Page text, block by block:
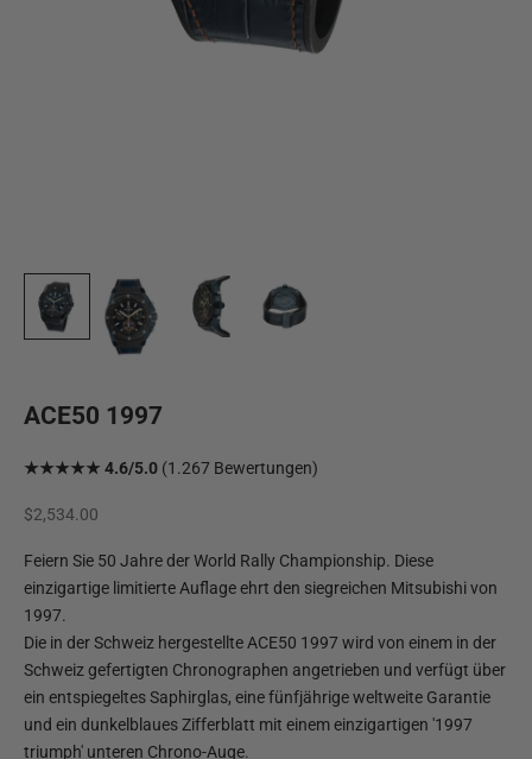
ACE50 1997
★★★★★ 4.6/5.0 (1.267 Bewertungen)
Angebot
$2,534.00
Feiern Sie 50 Jahre der World Rally Championship. Diese
einzigartige limitierte Auflage ehrt den siegreichen Mitsubishi von
1997.
Die in der Schweiz hergestellte ACE50 1997 wird von einem in der
Schweiz gefertigten Chronographen angetrieben und verfügt über
ein entspiegeltes Saphirglas, eine fünfjährige weltweite Garantie
und ein dunkelblaues Zifferblatt mit einem einzigartigen '1997
triumph' unteren Chrono-Auge.